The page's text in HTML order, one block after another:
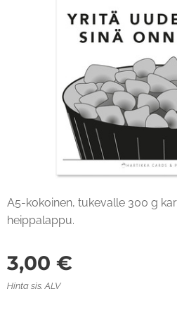
A5-kokoinen, tukevalle 300 g
heippalappu.
3,00 €
Hinta sis. ALV